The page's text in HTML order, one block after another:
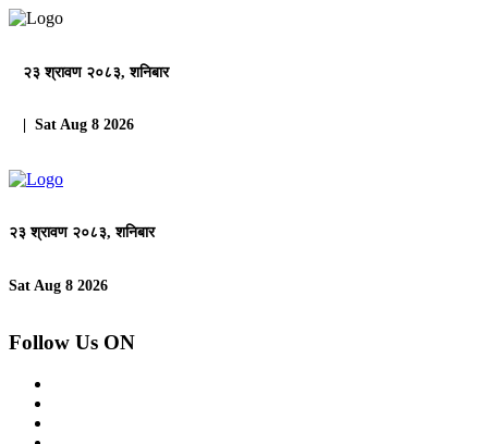
२३ श्रावण २०८३, शनिबार
| Sat Aug 8 2026
२३ श्रावण २०८३, शनिबार
Sat Aug 8 2026
Follow Us ON